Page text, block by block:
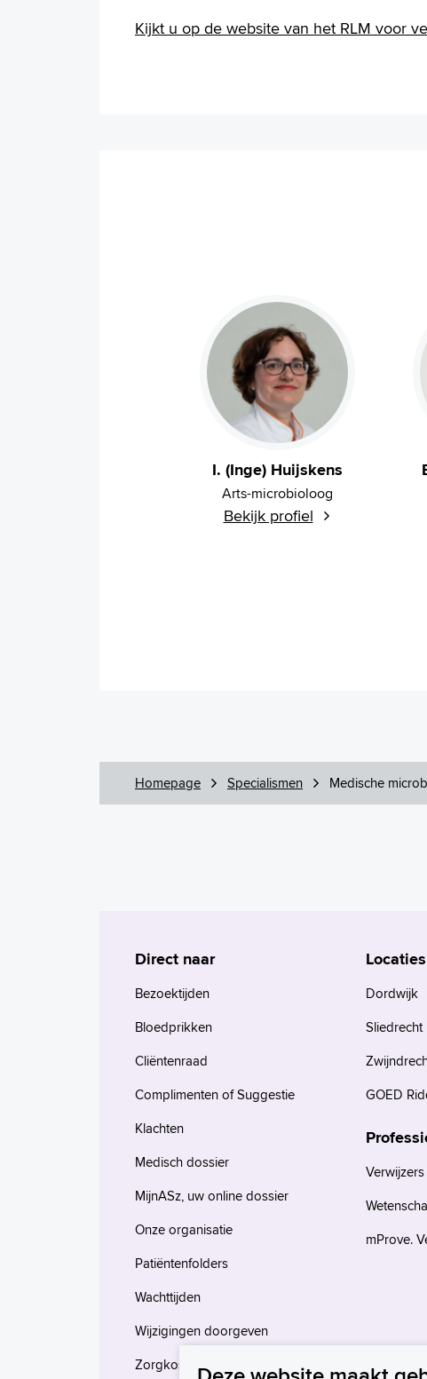
Kijkt u op de website van het RLM voor
I. (Inge) Huijskens
Arts-microbioloog
Bekijk profiel
Homepage Specialismen Medische
Direct naar
Bezoektijden
Bloedprikken
Cliëntenraad
Complimenten of Suggestie
Klachten
Medisch dossier
MijnASz, uw online dossier
Onze organisatie
Patiëntenfolders
Wachttijden
Wijzigingen doorgeven
Zorgkosten en verzekeringen
Locaties
Dordwijk
Sliedrecht
GOED
Verwijzers
mProve.